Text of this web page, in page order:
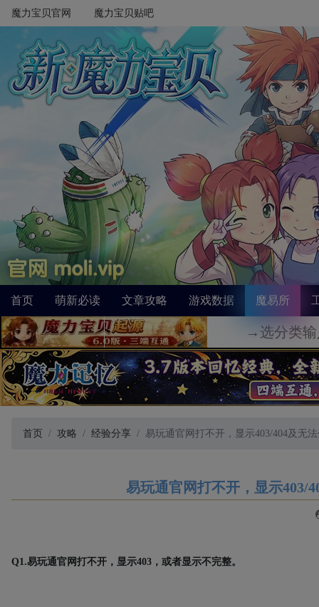
魔力宝贝官网 魔力宝贝贴吧
首页 萌新必读 文章攻略 游戏数据 魔易所
首页 攻略 经验分享 易玩通官网打不开，显示403/404及无
易玩通官网打不开，显示403/
Q1.易玩通官网打不开，显示403 ，或者显示不完整。